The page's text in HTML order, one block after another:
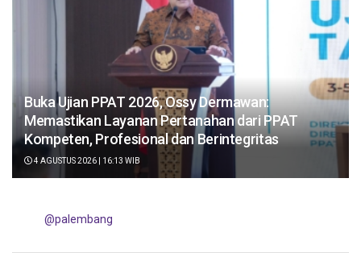
Buka Ujian PPAT 2026, Ossy Dermawan:
Memastikan Layanan Pertanahan dari PPAT
Kompeten, Profesional dan Berintegritas
4 AGUSTUS 2026 | 16:13 WIB
@palembang